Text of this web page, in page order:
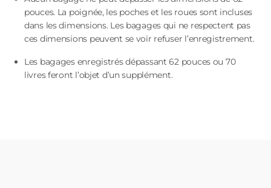
pouces. La poignée, les poches et les roues sont incluses
dans les dimensions. Les bagages qui ne respectent pas
ces dimensions peuvent se voir refuser l’enregistrement.
Les bagages enregistrés dépassant 62 pouces ou 70
livres feront l’objet d’un supplément.